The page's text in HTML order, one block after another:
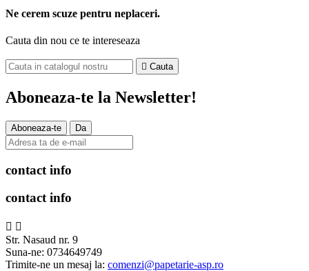
Ne cerem scuze pentru neplaceri.
Cauta din nou ce te intereseaza
 Cauta
Aboneaza-te la Newsletter!
contact info
contact info
 
Str. Nasaud nr. 9
Suna-ne: 0734649749
Trimite-ne un mesaj la: comenzi@papetarie-asp.ro